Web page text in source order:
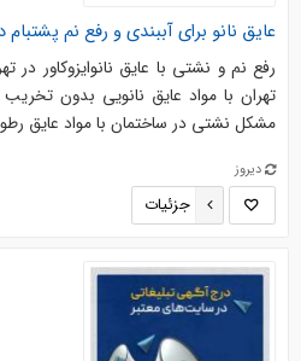
عایق نانو برای آببندی و رفع نم
رفع نم و نشتی با عایق نانوایزوکاور در
تهران با مواد عایق نانویی بدون
مشکل نشتی در ساختمان با مواد عایق
دیروز
جزئیات